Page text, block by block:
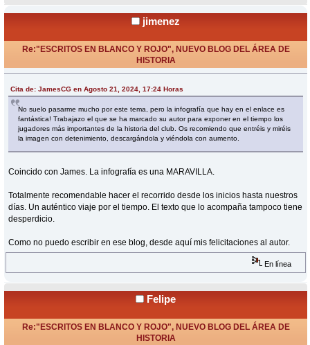
jimenez
Re:"ESCRITOS EN BLANCO Y ROJO", NUEVO BLOG DEL ÁREA DE
HISTORIA
Cita de: JamesCG en Agosto 21, 2024, 17:24 Horas
No suelo pasarme mucho por este tema, pero la infografía que hay en el enlace es
fantástica! Trabajazo el que se ha marcado su autor para exponer en el tiempo los
jugadores más importantes de la historia del club. Os recomiendo que entréis y miréis
la imagen con detenimiento, descargándola y viéndola con aumento.
Coincido con James. La infografía es una MARAVILLA.
Totalmente recomendable hacer el recorrido desde los inicios hasta nuestros
días. Un auténtico viaje por el tiempo. El texto que lo acompaña tampoco tiene
desperdicio.
Como no puedo escribir en ese blog, desde aquí mis felicitaciones al autor.
En línea
Felipe
Re:"ESCRITOS EN BLANCO Y ROJO", NUEVO BLOG DEL ÁREA DE
HISTORIA